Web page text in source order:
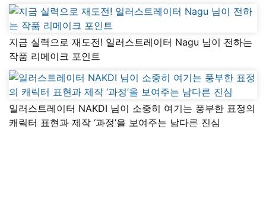
지금 실력으로 재도전! 일러스트레이터 Nagu 님이 전하는
작품 리메이크 포인트
일러스트레이터 NAKDI 님이 소중히 여기는 풍부한 표정의
캐릭터 표현과 제작 ‘과정’을 보여주는 남다른 진심